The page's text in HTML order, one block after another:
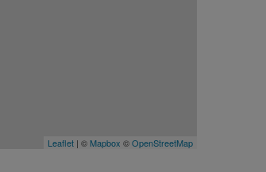
Leaflet | © Mapbox ©OpenStreetMap